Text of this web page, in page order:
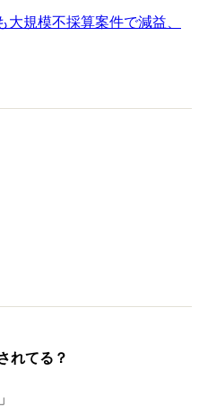
規模不採算案件で減益、
れてる？
」